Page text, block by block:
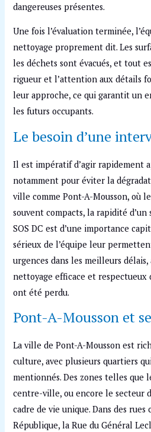
dangereuses présentes.
Une fois l’évaluation terminée,
nettoyage proprement dit. Les
les déchets sont évacués, et tout
rigueur et l’attention aux détails
leur approche, ce qui garantit un
les futurs occupants.
Le besoin d’une
Il est impératif d’agir rapidement
notamment pour éviter la
ville comme Pont-A-Mousson, où
souvent compacts, la rapidité d’un
SOS DC est d’une importance
sérieux de l’équipe leur
urgences dans les meilleurs
nettoyage efficace et respectueux
ont été perdu.
Pont-A-Mousson et
La ville de Pont-A-Mousson est
culture, avec plusieurs quartiers
mentionnés. Des zones telles que
centre-ville, ou encore le secteur
cadre de vie unique. Dans des rues
République, la Rue du Général